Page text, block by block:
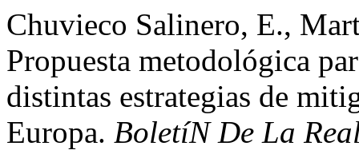
Chuvieco Salinero, E.,
Propuesta metodológica
distintas estrategias de
Europa. BoletíN De La